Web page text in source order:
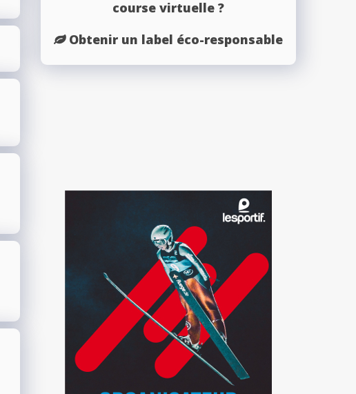
course virtuelle ?
Obtenir un label éco-responsable